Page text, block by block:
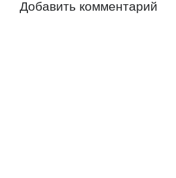
Добавить комментарий